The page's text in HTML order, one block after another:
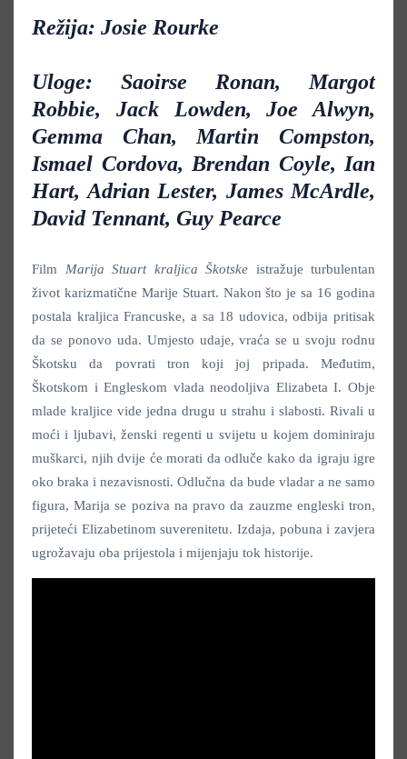
Režija: Josie Rourke
Uloge: Saoirse Ronan, Margot
Robbie, Jack Lowden, Joe Alwyn,
Gemma Chan, Martin Compston,
Ismael Cordova, Brendan Coyle, Ian
Hart, Adrian Lester, James McArdle,
David Tennant, Guy Pearce
Film Marija Stuart kraljica Škotske istražuje turbulentan
život karizmatične Marije Stuart. Nakon što je sa 16 godina
postala kraljica Francuske, a sa 18 udovica, odbija pritisak
da se ponovo uda. Umjesto udaje, vraća se u svoju rodnu
Škotsku da povrati tron koji joj pripada. Međutim,
Škotskom i Engleskom vlada neodoljiva Elizabeta I. Obje
mlade kraljice vide jedna drugu u strahu i slabosti. Rivali u
moći i ljubavi, ženski regenti u svijetu u kojem dominiraju
muškarci, njih dvije će morati da odluče kako da igraju igre
oko braka i nezavisnosti. Odlučna da bude vladar a ne samo
figura, Marija se poziva na pravo da zauzme engleski tron,
prijeteći Elizabetinom suverenitetu. Izdaja, pobuna i zavjera
ugrožavaju oba prijestola i mijenjaju tok historije.